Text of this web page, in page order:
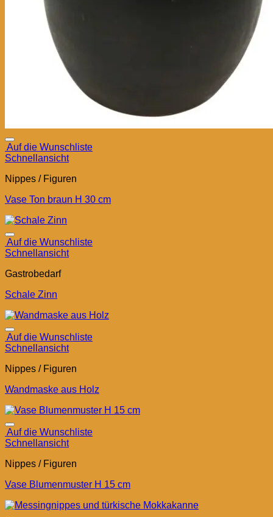
Auf die Wunschliste
Schnellansicht
Nippes / Figuren
Vase Ton braun H 30 cm
Auf die Wunschliste
Schnellansicht
Gastrobedarf
Schale Zinn
Auf die Wunschliste
Schnellansicht
Nippes / Figuren
Wandmaske aus Holz
Auf die Wunschliste
Schnellansicht
Nippes / Figuren
Vase Blumenmuster H 15 cm